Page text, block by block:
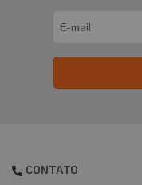
CONTATO